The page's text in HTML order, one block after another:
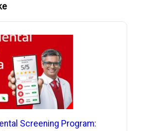
Screening Program: